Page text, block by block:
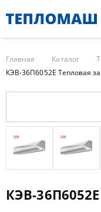
Главная Каталог
КЭВ-36П6052Е Тепловая
КЭВ-